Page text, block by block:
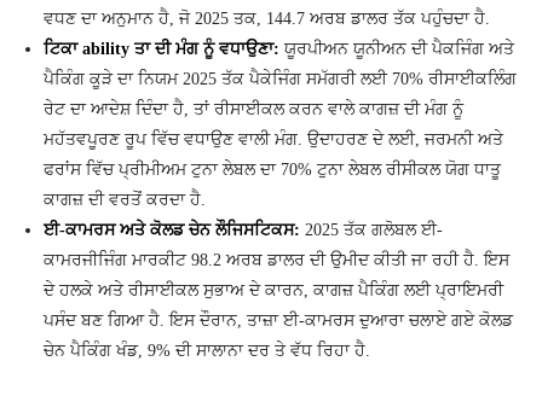
ਵਧਣ ਦਾ ਅਨੁਮਾਨ ਹੈ, ਜੋ 2025 ਤਕ, 144.7 ਅਰਬ ਡਾਲਰ ਤੱਕ ਪਹੁੰਚਦਾ ਹੈ.
ਟਿਕਾ ability ਤਾ ਦੀ ਮੰਗ ਨੂੰ ਵਧਾਉਣਾ: ਯੂਰਪੀਅਨ ਯੂਨੀਅਨ ਦੀ ਪੈਕਜਿੰਗ ਅਤੇ
ਪੈਕਿੰਗ ਕੂੜੇ ਦਾ ਨਿਯਮ 2025 ਤੱਕ ਪੈਕੇਜਿੰਗ ਸਮੱਗਰੀ ਲਈ 70% ਰੀਸਾਈਕਲਿੰਗ
ਰੇਟ ਦਾ ਆਦੇਸ਼ ਦਿੰਦਾ ਹੈ, ਤਾਂ ਰੀਸਾਈਕਲ ਕਰਨ ਵਾਲੇ ਕਾਗਜ਼ ਦੀ ਮੰਗ ਨੂੰ
ਮਹੱਤਵਪੂਰਣ ਰੂਪ ਵਿੱਚ ਵਧਾਉਣ ਵਾਲੀ ਮੰਗ. ਉਦਾਹਰਣ ਦੇ ਲਈ, ਜਰਮਨੀ ਅਤੇ
ਫਰਾਂਸ ਵਿੱਚ ਪ੍ਰੀਮੀਅਮ ਟੁਨਾ ਲੇਬਲ ਦਾ 70% ਟੁਨਾ ਲੇਬਲ ਰੀਸੀਕਲ ਯੋਗ ਧਾਤੂ
ਕਾਗਜ਼ ਦੀ ਵਰਤੋਂ ਕਰਦਾ ਹੈ.
ਈ-ਕਾਮਰਸ ਅਤੇ ਕੋਲਡ ਚੇਨ ਲੌਜਿਸਟਿਕਸ: 2025 ਤੱਕ ਗਲੋਬਲ ਈ-
ਕਾਮਰਜੀਜਿੰਗ ਮਾਰਕੀਟ 98.2 ਅਰਬ ਡਾਲਰ ਦੀ ਉਮੀਦ ਕੀਤੀ ਜਾ ਰਹੀ ਹੈ. ਇਸ
ਦੇ ਹਲਕੇ ਅਤੇ ਰੀਸਾਈਕਲ ਸੁਭਾਅ ਦੇ ਕਾਰਨ, ਕਾਗਜ਼ ਪੈਕਿੰਗ ਲਈ ਪ੍ਰਾਇਮਰੀ
ਪਸੰਦ ਬਣ ਗਿਆ ਹੈ. ਇਸ ਦੌਰਾਨ, ਤਾਜ਼ਾ ਈ-ਕਾਮਰਸ ਦੁਆਰਾ ਚਲਾਏ ਗਏ ਕੋਲਡ
ਚੇਨ ਪੈਕਿੰਗ ਖੰਡ, 9% ਦੀ ਸਾਲਾਨਾ ਦਰ ਤੇ ਵੱਧ ਰਿਹਾ ਹੈ.